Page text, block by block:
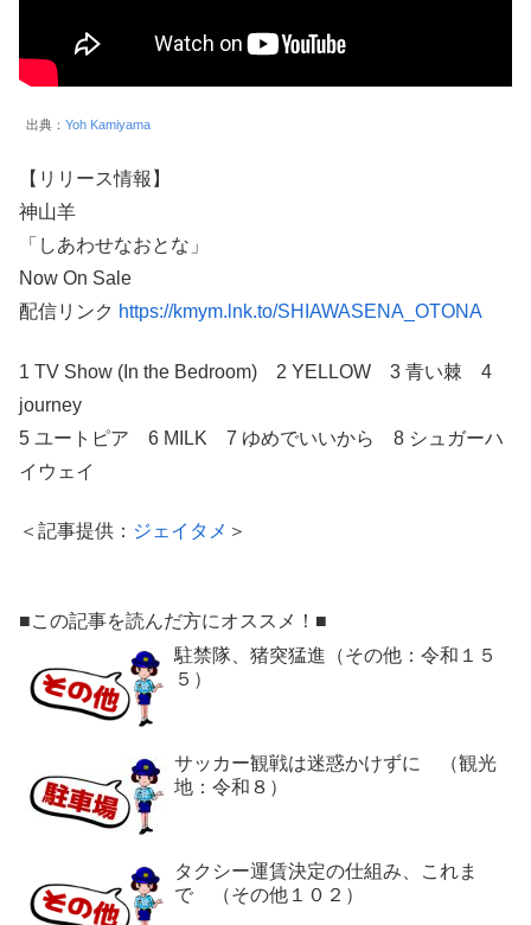
出典： Yoh Kamiyama
【リリース情報】
神山羊
「しあわせなおとな」
Now On Sale
配信リンク https://kmym.lnk.to/SHIAWASENA_OTONA
1 TV Show (In the Bedroom) 2 YELLOW 3 青い棘 4
journey
5 ユートピア 6 MILK 7 ゆめでいいから 8 シュガーハ
イウェイ
＜記事提供： ジェイタメ ＞
■この記事を読んだ方にオススメ！■
駐禁隊、猪突猛進（その他：令和１５
５）
サッカー観戦は迷惑かけずに （観光
地：令和８）
タクシー運賃決定の仕組み、これま
で （その他１０２）